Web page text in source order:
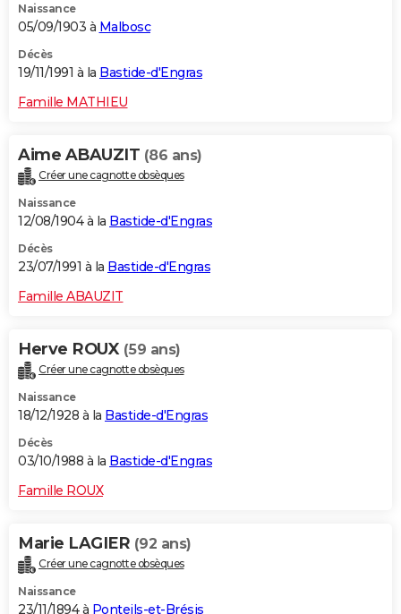
Naissance
05/09/1903 à Malbosc
Décès
19/11/1991 à la Bastide-d'Engras
Famille MATHIEU
Aime ABAUZIT (86 ans)
Créer une cagnotte obsèques
Naissance
12/08/1904 à la Bastide-d'Engras
Décès
23/07/1991 à la Bastide-d'Engras
Famille ABAUZIT
Herve ROUX (59 ans)
Créer une cagnotte obsèques
Naissance
18/12/1928 à la Bastide-d'Engras
Décès
03/10/1988 à la Bastide-d'Engras
Famille ROUX
Marie LAGIER (92 ans)
Créer une cagnotte obsèques
Naissance
23/11/1894 à Ponteils-et-Brésis